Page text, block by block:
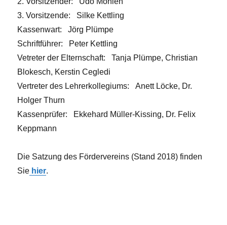
3. Vorsitzende: Silke Kettling
Kassenwart: Jörg Plümpe
Schriftführer: Peter Kettling
Vetreter der Elternschaft: Tanja Plümpe, Christian
Blokesch, Kerstin Cegledi
Vertreter des Lehrerkollegiums: Anett Löcke, Dr.
Holger Thurn
Kassenprüfer: Ekkehard Müller-Kissing, Dr. Felix
Keppmann
Die Satzung des Fördervereins (Stand 2018) finden
Sie hier.